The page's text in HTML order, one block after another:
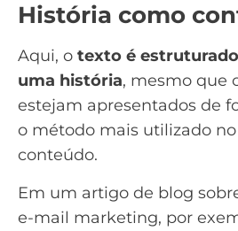
História como
Aqui, o texto é
uma história, mesmo que
estejam apresentados de
o método mais utilizado no
conteúdo.
Em um artigo de blog
e-mail marketing, por